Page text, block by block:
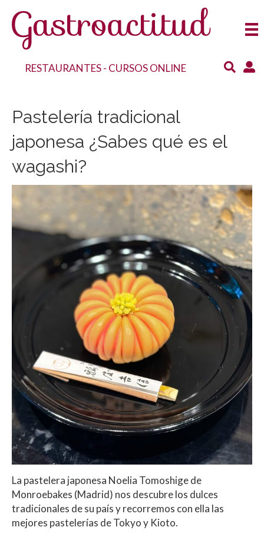
RESTAURANTES- CURSOS ONLINE
Pastelería tradicional
japonesa ¿Sabes qué es el
wagashi?
La pastelera japonesa Noelia Tomoshige de
Monroebakes (Madrid) nos descubre los dulces
tradicionales de su país y recorremos con ella las
mejores pastelerías de Tokyo y Kioto.